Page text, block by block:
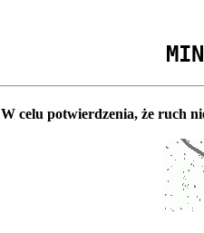
W celu potwierdzenia, że ruch